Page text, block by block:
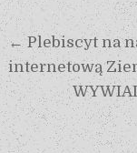
← Plebiscyt na
internetową